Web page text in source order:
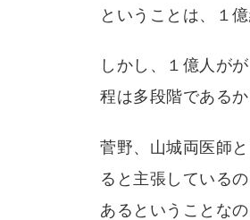
ということは、１
しかし、１億人が
程は多段階であるか
菅野、山城両医師
ると主張している
あるということなの